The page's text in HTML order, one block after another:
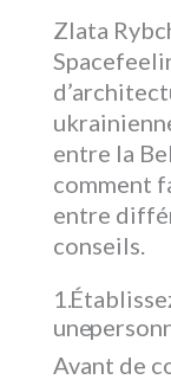
Zlata
entre la
comment
entre
conseils.
1.
une
Avant de